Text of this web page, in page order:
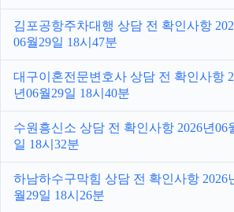
김포공항주차대행 상담 전 확인사항
06월29일 18시47분
대구이혼전문변호사 상담 전 확인사항
년06월29일 18시40분
수원흥신소 상담 전 확인사항 2026년06
일 18시32분
하남하수구막힘 상담 전 확인사항 2026
월29일 18시26분